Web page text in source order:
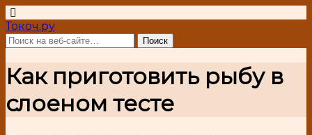
Токоч.ру
Как приготовить рыбу в
слоеном тесте